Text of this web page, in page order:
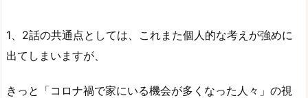
1、2話の共通点としては、これまた個人的な考えが強めに
出てしまいますが、
きっと「コロナ禍で家にいる機会が多くなった人々」の視